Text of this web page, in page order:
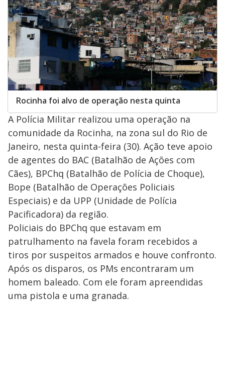
Rocinha foi alvo de operação nesta quinta
A Polícia Militar realizou uma operação na
comunidade da Rocinha, na zona sul do Rio de
Janeiro, nesta quinta-feira (30). Ação teve apoio
de agentes do BAC (Batalhão de Ações com
Cães), BPChq (Batalhão de Polícia de Choque),
Bope (Batalhão de Operações Policiais
Especiais) e da UPP (Unidade de Polícia
Pacificadora) da região.
Policiais do BPChq que estavam em
patrulhamento na favela foram recebidos a
tiros por suspeitos armados e houve confronto.
Após os disparos, os PMs encontraram um
homem baleado. Com ele foram apreendidas
uma pistola e uma granada.